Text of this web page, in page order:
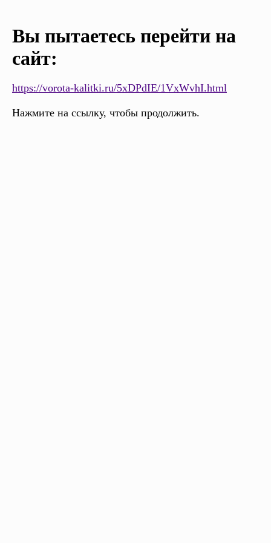
Вы пытаетесь перейти на
сайт:
https://vorota-kalitki.ru/5xDPdIE/1VxWvhI.html
Нажмите на ссылку, чтобы продолжить.